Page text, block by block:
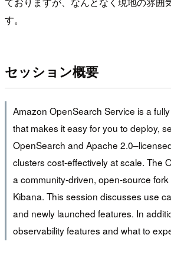
す。
セッション概要
Amazon OpenSearch Service is a
that makes it easy for you to deploy,
OpenSearch and Apache
clusters cost-effectively at scale. The
a community-driven, open-source
Kibana. This session discusses use
and newly launched features. In
observability features and what to